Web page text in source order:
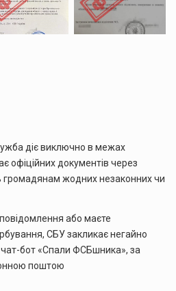
діє виключно в межах
офіційних документів через
жодних незаконних чи
або маєте
СБУ закликає негайно
бот «Спали ФСБшника», за
поштою